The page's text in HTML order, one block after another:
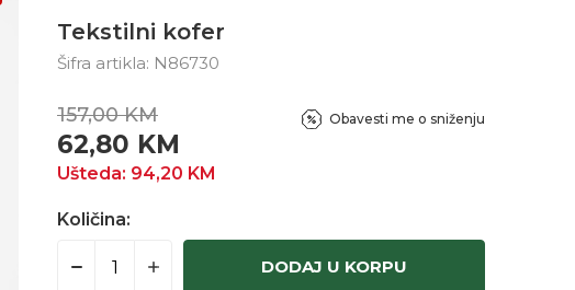
Tekstilni kofer
Šifra artikla: N86730
157,00 KM
62,80 KM
Ušteda: 94,20 KM
Obavesti me o sniženju
Količina:
DODAJ U KORPU